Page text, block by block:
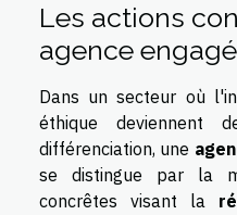
Les actions
agence
Dans un secteur où
éthique deviennent
différenciation, une
se distingue par la
concrêtes visant la